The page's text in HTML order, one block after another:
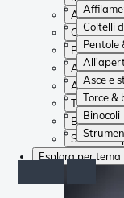
Coltelli
Pentole
Asce e
Torce &
Binocoli
Coltelli da
Pentole &
All'aperto
Asce e
Torce &
Binocoli
Strumenti
Esplora per tema